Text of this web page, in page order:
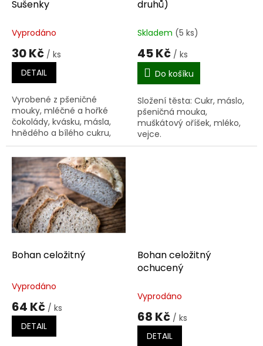
uSušenky
Vyprodáno
30 Kč / ks
DETAIL
Vyrobené z pšeničné
mouky, mléčné a hořké
čokolády, kvásku, másla,
hnědého a bílého cukru,
vajec, vanilkového extraktu,
soli, prášku do pečiva a
jedlé sody.
druhů)
Skladem (5 ks)
45 Kč / ks
Do košíku
Složení těsta: Cukr, máslo,
pšeničná mouka,
muškátový oříšek, mléko,
vejce.
Bohan celožitný
Průměrné
hodnocení
produktu
5,0
Vyprodáno
64 Kč / ks
DETAIL
Bohan celožitný
ochucený
Vyprodáno
68 Kč / ks
DETAIL